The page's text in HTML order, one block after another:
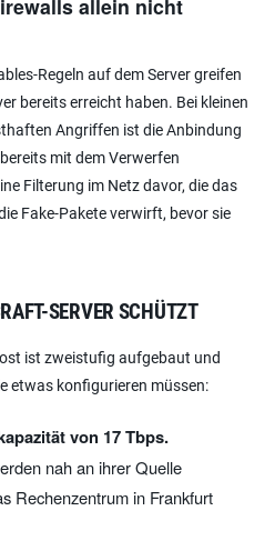
allein nicht
Regeln auf dem Server greifen
bereits erreicht haben. Bei kleinen
Angriffen ist die Anbindung
mit dem Verwerfen
Filterung im Netz davor, die das
Fake-Pakete verwirft, bevor sie
SERVER SCHÜTZT
ist zweistufig aufgebaut und
etwas konfigurieren müssen:
von 17 Tbps.
nah an ihrer Quelle
Rechenzentrum in Frankfurt